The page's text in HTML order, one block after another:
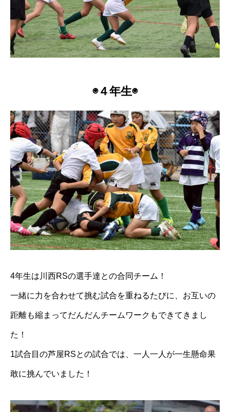
◉４年生◉
4年生は川西RSの選手達との合同チーム！
一緒に力を合わせて挑む試合を重ねるたびに、お互いの
距離も縮まってだんだんチームワークもできてきまし
た！
1試合目の芦屋RSとの試合では、一人一人が一生懸命果
敢に挑んでいました！